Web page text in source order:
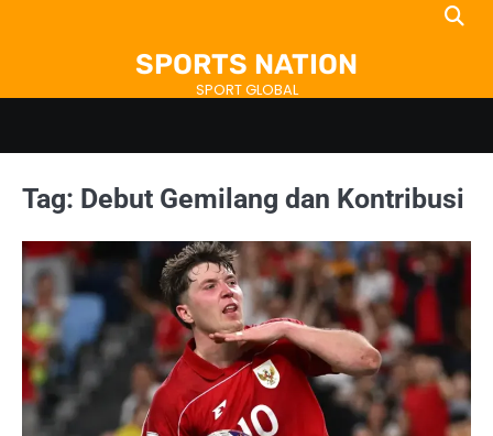
SPORTS NATION
SPORT GLOBAL
Tag: Debut Gemilang dan Kontribusi